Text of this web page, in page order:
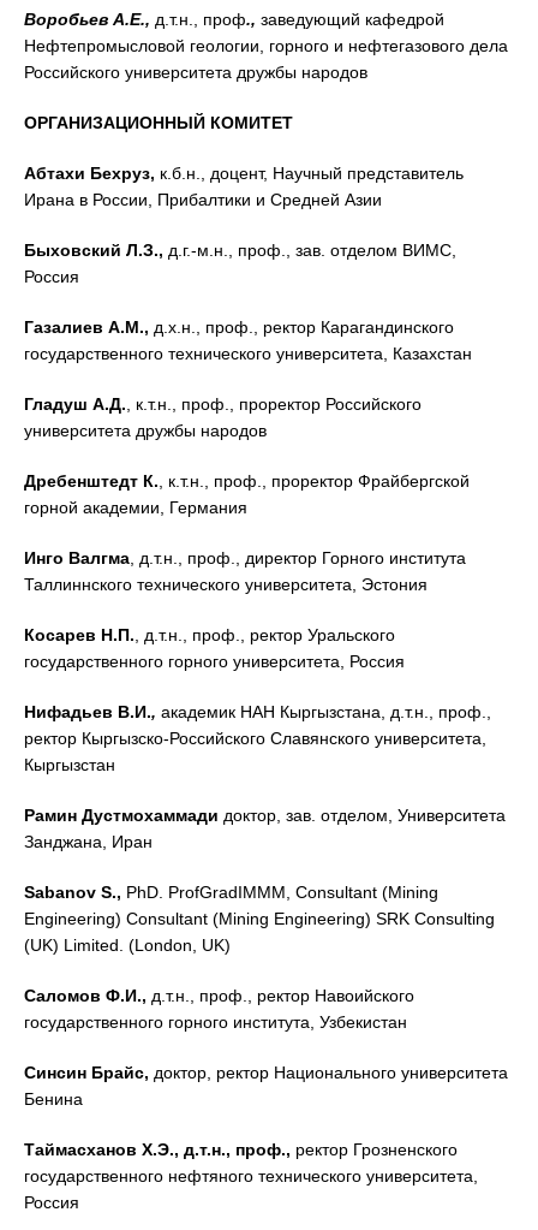
Воробьев А.Е., д.т.н., проф., заведующий кафедрой
Нефтепромысловой геологии, горного и нефтегазового дела
Российского университета дружбы народов
ОРГАНИЗАЦИОННЫЙ КОМИТЕТ
Абтахи Бехруз, к.б.н., доцент, Научный представитель
Ирана в России, Прибалтики и Средней Азии
Быховский Л.З., д.г.-м.н., проф., зав. отделом ВИМС,
Россия
Газалиев А.М., д.х.н., проф., ректор Карагандинского
государственного технического университета, Казахстан
Гладуш А.Д. , к.т.н., проф., проректор Российского
университета дружбы народов
Дребенштедт К. , к.т.н., проф., проректор Фрайбергской
горной академии, Германия
Инго Валгма , д.т.н., проф., директор Горного института
Таллиннского технического университета, Эстония
Косарев Н.П. , д.т.н., проф., ректор Уральского
государственного горного университета, Россия
Нифадьев В.И., академик НАН Кыргызстана, д.т.н., проф.,
ректор Кыргызско-Российского Славянского университета,
Кыргызстан
Рамин Дустмохаммади доктор, зав. отделом, Университета
Занджана, Иран
Sabanov S., PhD. ProfGradIMMM, Consultant (Mining
Engineering) Consultant (Mining Engineering) SRK Consulting
(UK) Limited. (London, UK)
Саломов Ф.И., д.т.н., проф., ректор Навоийского
государственного горного института, Узбекистан
Синсин Брайс, доктор, ректор Национального университета
Бенина
Таймасханов Х.Э., д.т.н., проф., ректор Грозненского
государственного нефтяного технического университета,
Россия